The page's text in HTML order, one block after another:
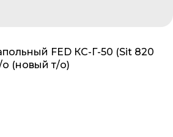
FED КС-Г-50 (Sit 820
о (новый т/о)
шоссе,